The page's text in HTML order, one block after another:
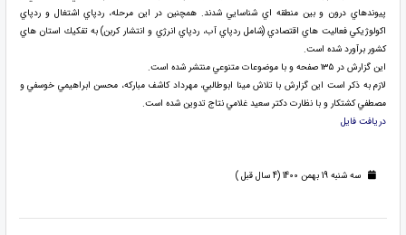
پيوندهاي درون و بين منطقه ­اي شناسايي شدند. همچنين در اين مرحله، ردپاي اشتغال و ردپاي
اكولوژيكي فعاليت ­هاي اقتصادي (شامل ردپاي آب، ردپاي انرژي و انتشار كربن) به تفكيك استان­ هاي
كشور برآورد شده است.
اين گزارش در ۱۳۵ صفحه و با موضوعات متنوعي منتشر شده است.
لازم به ذكر است اين گزارش با تلاش مينا ابوطالبي، مهرداد كاشف مباركه، محسن ابراهيمي خوسفي و
مصطفي كشتكار و با نظارت دكتر سعيد غلامي نتاج تدوين شده است.
دريافت فايل
سه شنبه 19 بهمن 1400 (4 سال قبل )